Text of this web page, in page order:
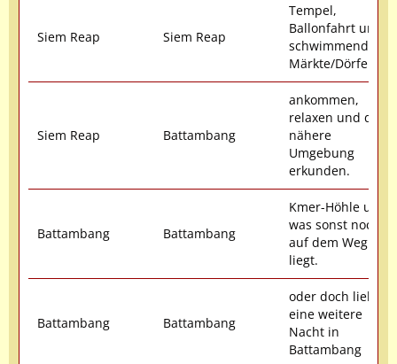
Siem Reap Siem Reap
Tempel,
Ballonfahrt und
schwimmende
Märkte/Dörfer
Siem Reap Battambang
ankommen,
relaxen und die
nähere
Umgebung
erkunden.
Battambang Battambang
Kmer-Höhle und
was sonst noch
auf dem Weg
liegt.
Battambang Battambang
oder doch lieber
eine weitere
Nacht in
Battambang